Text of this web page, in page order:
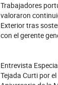
Trabajadores
valoraron
Exterior tras
con el gerente
Entrevista
Tejada Curti por el